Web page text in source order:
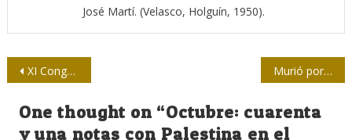
José Martí. (Velasco, Holguín, 1950).
Navegación
de
entradas
XI Congreso de la UPEC, claves de redacción Murió por un celular
One thought on “Octubre: cuarenta
y una notas con Palestina en el